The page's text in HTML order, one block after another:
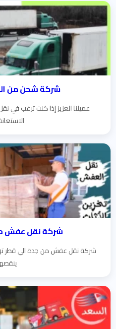
شركة شحن من
عميلنا العزيز إذا كنت ترغب في
شركة نقل عفش
شركة نقل عفش من جدة الي قطر